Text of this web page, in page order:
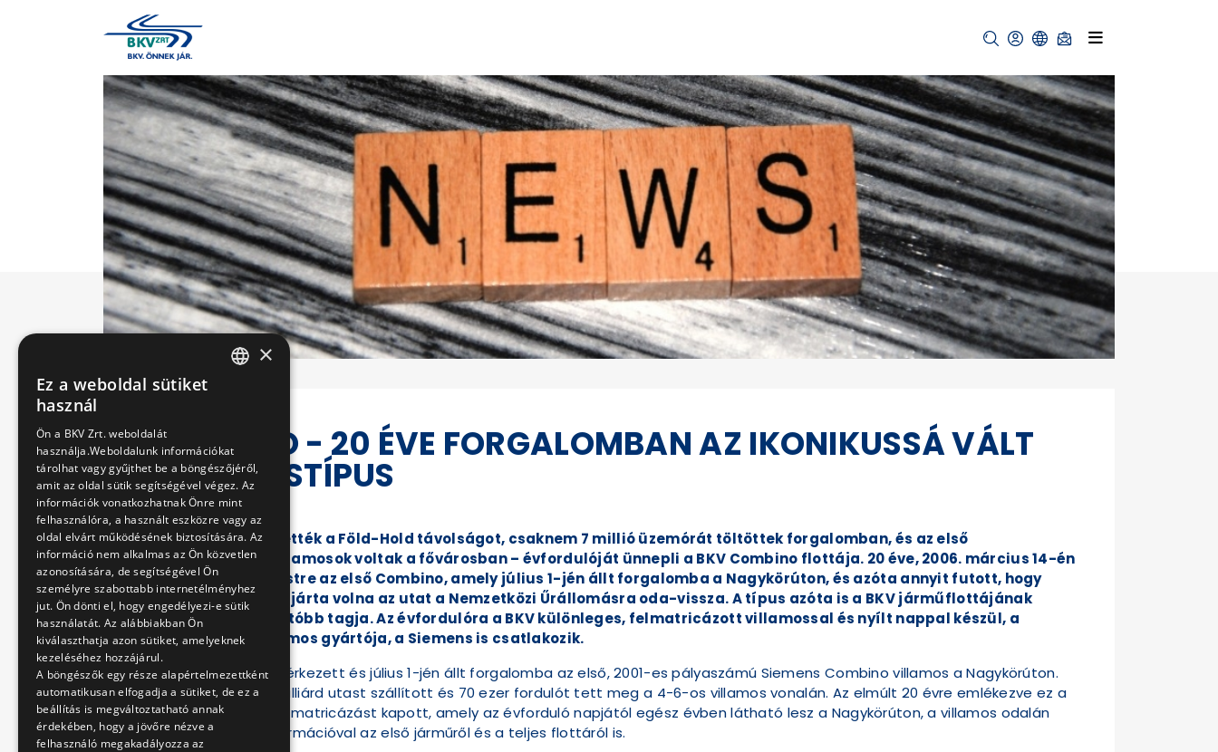
COMBINO - 20 ÉVE FORGALOMBAN AZ IKONIKUSSÁ VÁLT
VILLAMOSTÍPUS
2026-03-14 10:09:00
Már 125-ször megtették a Föld-Hold távolságot, csaknem 7 millió üzemórát töltöttek forgalomban, és az első
alacsonypadlós villamosok voltak a fővárosban – évfordulóját ünnepli a BKV Combino flottája. 20 éve, 2006. március 14-én
gördült be Budapestre az első Combino, amely július 1-jén állt forgalomba a Nagykörúton, és azóta annyit futott, hogy
akár 1500-szor megjárta volna az utat a Nemzetközi Űrállomásra oda-vissza. A típus azóta is a BKV járműflottájának
egyik legmegbízhatóbb tagja. Az évfordulóra a BKV különleges, felmatricázott villamossal és nyílt nappal készül, a
programhoz a villamos gyártója, a Siemens is csatlakozik.
2006. március 14-én érkezett és július 1-jén állt forgalomba az első, 2001-es pályaszámú Siemens Combino villamos a Nagykörúton.
Azóta több mint 2 milliárd utast szállított és 70 ezer fordulót tett meg a 4-6-os villamos vonalán. Az elmúlt 20 évre emlékezve ez a
jármű most speciális matricázást kapott, amely az évforduló napjától egész évben látható lesz a Nagykörúton, a villamos odalán
számos érdekes információval az első járműről és a teljes flottáról is.
×
Ez a weboldal sütiket
használ
Ön a BKV Zrt. weboldalát
használja.Weboldalunk információkat
tárolhat vagy gyűjthet be a böngészőjéről,
amit az oldal sütik segítségével végez. Az
információk vonatkozhatnak Önre mint
felhasználóra, a használt eszközre vagy az
oldal elvárt működésének biztosítására. Az
információ nem alkalmas az Ön közvetlen
azonosítására, de segítségével Ön
személyre szabottabb internetélményhez
jut. Ön dönti el, hogy engedélyezi-e sütik
használatát. Az alábbiakban Ön
kiválaszthatja azon sütiket, amelyeknek
kezeléséhez hozzájárul.
A böngészők egy része alapértelmezettként
automatikusan elfogadja a sütiket, de ez a
beállítás is megváltoztatható annak
érdekében, hogy a jövőre nézve a
felhasználó megakadályozza az